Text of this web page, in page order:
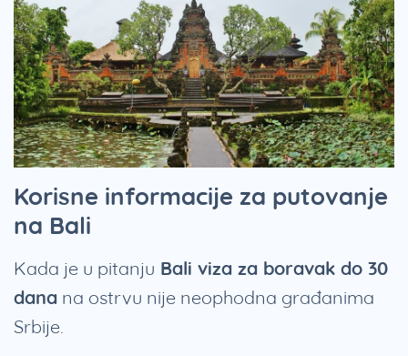
Korisne informacije za putovanje
na Bali
Kada je u pitanju Bali viza za boravak do 30
dana na ostrvu nije neophodna građanima
Srbije.